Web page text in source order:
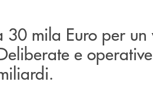
mila Euro per un
e